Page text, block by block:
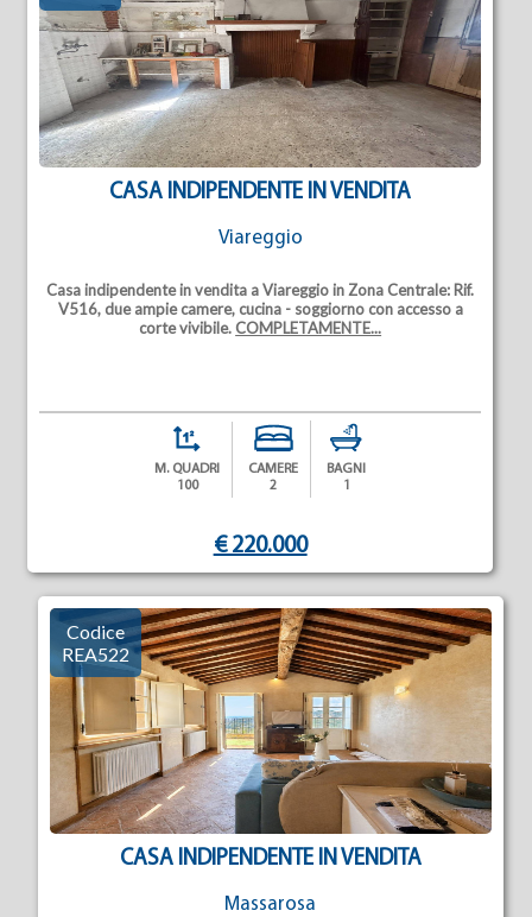
CASA INDIPENDENTE IN VENDITA
Viareggio
Casa indipendente in vendita a Viareggio in Zona Centrale: Rif.
V516, due ampie camere, cucina - soggiorno con accesso a
corte vivibile.COMPLETAMENTE...
M. QUADRI
100
CAMERE
2
BAGNI
1
€ 220.000
CASA INDIPENDENTE IN VENDITA
Massarosa
Codice
REA522